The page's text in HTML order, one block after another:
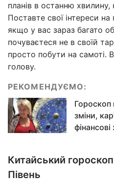
планів в останню
Поставте свої інтереси
якщо у вас зараз багато
почуваєтеся не в своїй
просто побути на самоті.
голову.
РЕКОМЕНДУЄМО:
Гороскоп
зміни,
Китайський
Півень